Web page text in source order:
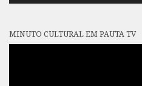
MINUTO CULTURAL EM PAUTA TV